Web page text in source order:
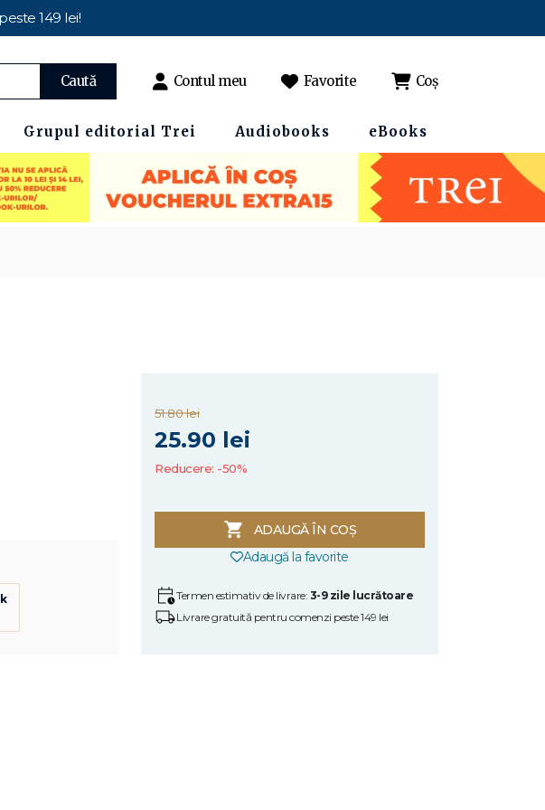
149 lei!
Caută Contul meu Favorite Coș
Grupul editorial Trei Audiobooks eBooks
51.80 lei
25.90 lei
Reducere: -50%
ADAUGĂ ÎN COȘ
Adaugă la favorite
Termen estimativ de livrare: 3-9 zile lucrătoare
Livrare gratuită pentru comenzi peste 149 lei